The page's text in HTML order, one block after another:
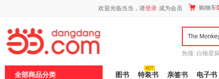
欢迎光临当当，请登录 成为会员 购物车
热搜: 白狼星
全部商品分类 图书 特装书 亲签书 电子书